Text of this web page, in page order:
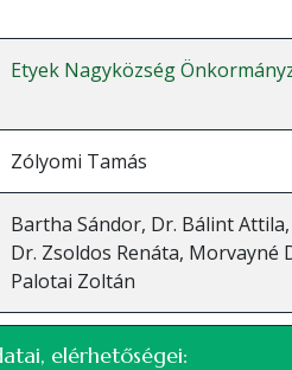
Etyek Nagyközség
Zólyomi Tamás
Bartha Sándor, Dr. Bálint
Dr. Zsoldos Renáta, Morvayné
Palotai Zoltán
elérhetőségei: